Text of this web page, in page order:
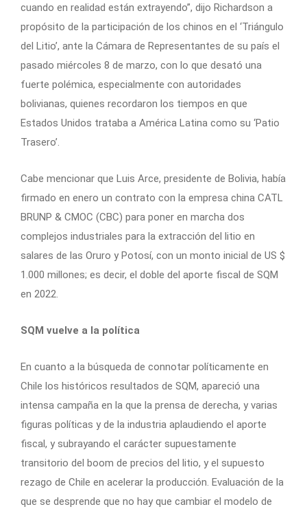
cuando en realidad están extrayendo”, dijo Richardson a
propósito de la participación de los chinos en el ‘Triángulo
del Litio’, ante la Cámara de Representantes de su país el
pasado miércoles 8 de marzo, con lo que desató una
fuerte polémica, especialmente con autoridades
bolivianas, quienes recordaron los tiempos en que
Estados Unidos trataba a América Latina como su ‘Patio
Trasero’.
Cabe mencionar que Luis Arce, presidente de Bolivia, había
firmado en enero un contrato con la empresa china CATL
BRUNP & CMOC (CBC) para poner en marcha dos
complejos industriales para la extracción del litio en
salares de las Oruro y Potosí, con un monto inicial de US $
1.000 millones; es decir, el doble del aporte fiscal de SQM
en 2022.
SQM vuelve a la política
En cuanto a la búsqueda de connotar políticamente en
Chile los históricos resultados de SQM, apareció una
intensa campaña en la que la prensa de derecha, y varias
figuras políticas y de la industria aplaudiendo el aporte
fiscal, y subrayando el carácter supuestamente
transitorio del boom de precios del litio, y el supuesto
rezago de Chile en acelerar la producción. Evaluación de la
que se desprende que no hay que cambiar el modelo de